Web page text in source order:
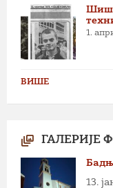
1.
ВИШЕ
ГАЛЕРИЈЕ
13.